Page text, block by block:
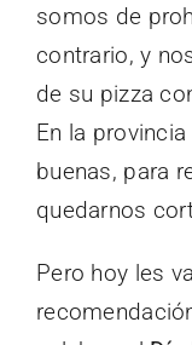
somos de
contrario, y
de su pizza
En la
buenas, para
quedarnos
Pero hoy les